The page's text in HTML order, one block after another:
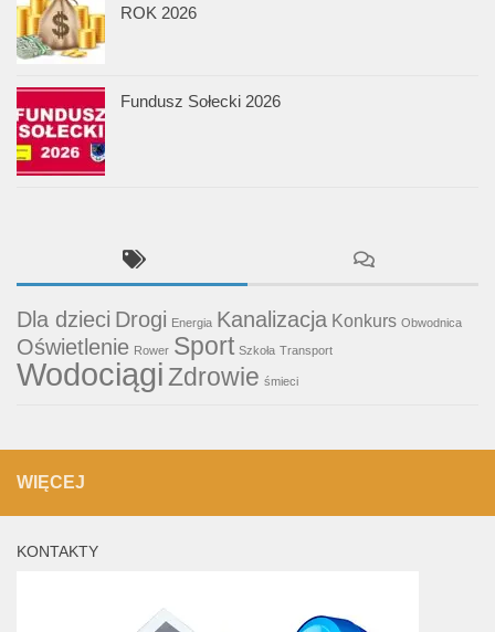
ROK 2026
Fundusz Sołecki 2026
Dla dzieci Drogi Energia Kanalizacja Konkurs Obwodnica
Oświetlenie Rower Sport Szkoła Transport
WodociągiZdrowie śmieci
WIĘCEJ
KONTAKTY